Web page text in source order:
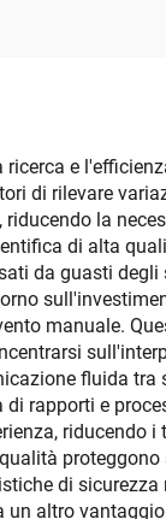
e
di rilevare
la
di alta
da guasti
manuale.
fluida tra
rapporti e
riducendo
di
altro